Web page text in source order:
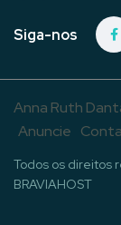
Siga-nos
Anna Ruth
Anuncie
Todos os direitos
BRAVIAHOST